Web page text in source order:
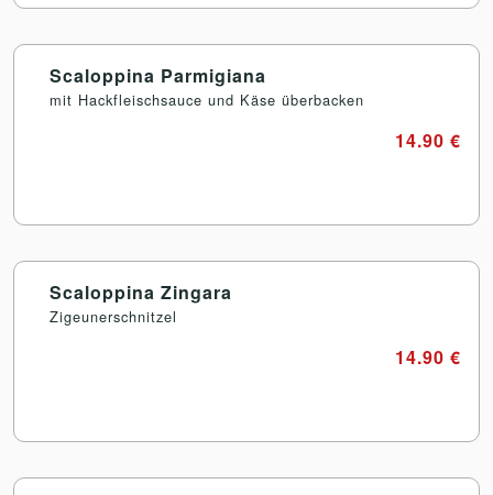
Scaloppina Parmigiana
mit Hackfleischsauce und Käse überbacken
14.90 €
Scaloppina Zingara
Zigeunerschnitzel
14.90 €